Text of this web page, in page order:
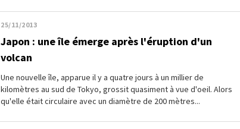
25/11/2013
Japon : une île émerge après l'éruption d'un
volcan
Une nouvelle île, apparue il y a quatre jours à un millier de
kilomètres au sud de Tokyo, grossit quasiment à vue d'oeil. Alors
qu'elle était circulaire avec un diamètre de 200 mètres...